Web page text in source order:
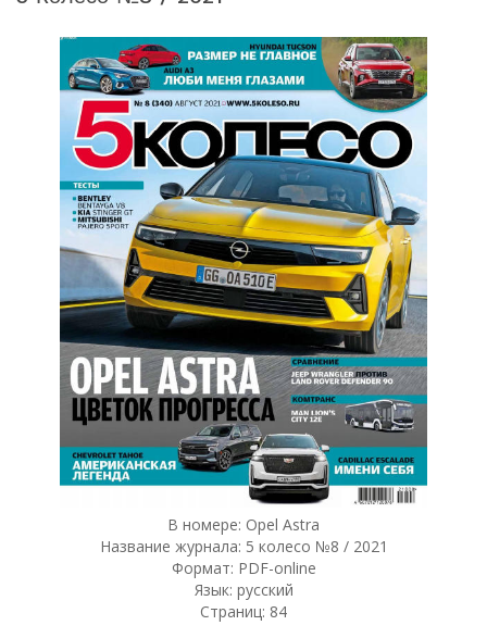
В номере: Opel Astra
Название журнала: 5 колесо №8 / 2021
Формат: PDF-online
Язык: русский
Страниц: 84